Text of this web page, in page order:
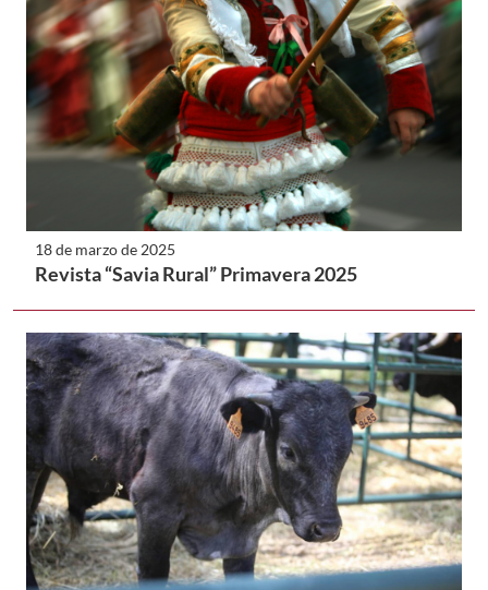
18 de marzo de 2025
Revista “Savia Rural” Primavera 2025